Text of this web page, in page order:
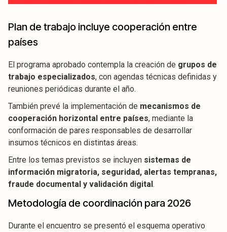
Plan de trabajo incluye cooperación entre
países
El programa aprobado contempla la creación de grupos de
trabajo especializados, con agendas técnicas definidas y
reuniones periódicas durante el año.
También prevé la implementación de mecanismos de
cooperación horizontal entre países, mediante la
conformación de pares responsables de desarrollar
insumos técnicos en distintas áreas.
Entre los temas previstos se incluyen sistemas de
información migratoria, seguridad, alertas tempranas,
fraude documental y validación digital.
Metodología de coordinación para 2026
Durante el encuentro se presentó el esquema operativo